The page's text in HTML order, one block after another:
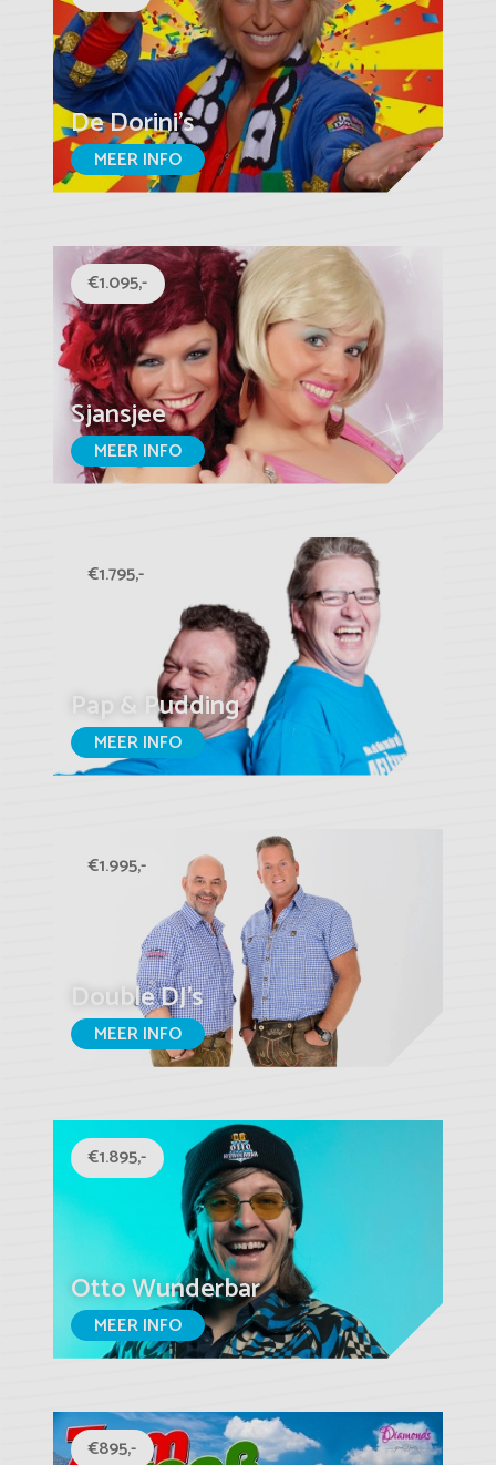
De Dorini's
MEER INFO
€1.095,-
Sjansjee
MEER INFO
€1.795,-
Pap & Pudding
MEER INFO
€1.995,-
Double DJ's
MEER INFO
€1.895,-
Otto Wunderbar
MEER INFO
€895,-